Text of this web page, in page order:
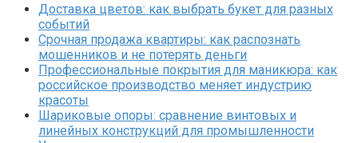
Доставка цветов: как выбрать букет для разных
событий
Срочная продажа квартиры: как распознать
мошенников и не потерять деньги
Профессиональные покрытия для маникюра: как
российское производство меняет индустрию
красоты
Шариковые опоры: сравнение винтовых и
линейных конструкций для промышленности